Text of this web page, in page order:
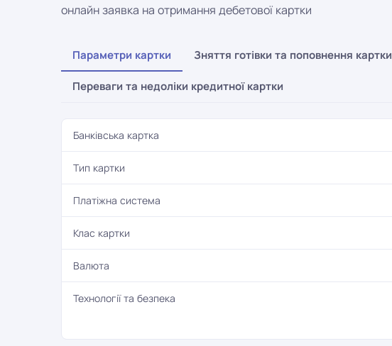
онлайн заявка на отримання дебетової картки
Параметри картки Зняття готівки та поповнення картки
Переваги та недоліки кредитної картки
Банківська картка
Тип картки
Платіжна система
Клас картки
Валюта
Технології та безпека